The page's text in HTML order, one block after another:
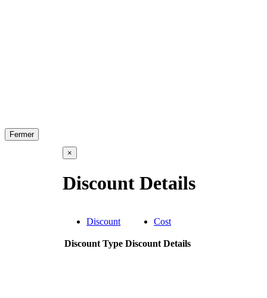
Fermer
×
Discount Details
Discount Cost
Discount Type Discount Details